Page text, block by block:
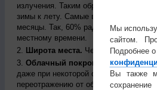
излучения. Таким образом, уровень
зимы к лету. Самые высокие уровни
месяцы. Так, 60% радиации
местному времени.
Широта места. Чем ближе к
Облачный покров.
Уровень УФ-
даже при некоторой облачности,
переотражению от облаков,
Мы
сайтом.
Подробнее
Вы также